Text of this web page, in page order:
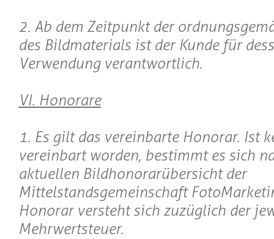
2. Ab dem Zeitpunkt der
des Bildmaterials ist der Kunde für
Verwendung verantwortlich.
VI. Honorare
1. Es gilt das vereinbarte Honorar. Ist
vereinbart worden, bestimmt es sich
aktuellen Bildhonorarübersicht der
Mittelstandsgemeinschaft
Honorar versteht sich zuzüglich der
Mehrwertsteuer.